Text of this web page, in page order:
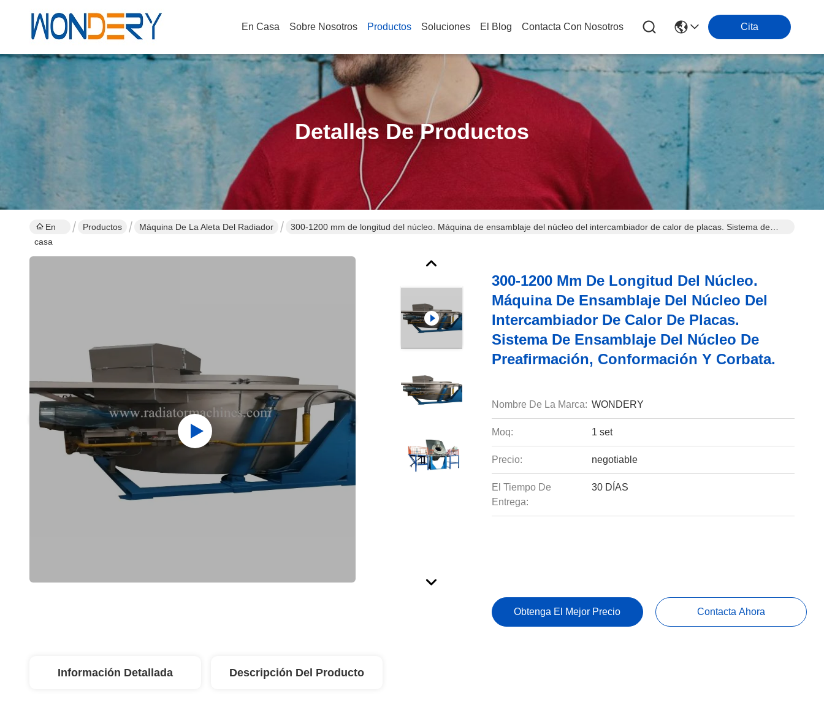
En Casa Sobre Nosotros Productos Soluciones El Blog Contacta Con Nosotros Cita
Detalles De Productos
En
casa
Productos Máquina De La Aleta Del Radiador
300-1200 mm de longitud del núcleo. Máquina de ensamblaje del núcleo del intercambiador de calor de placas. Sistema de
300-1200 Mm De Longitud Del Núcleo.
Máquina De Ensamblaje Del Núcleo Del
Intercambiador De Calor De Placas.
Sistema De Ensamblaje Del Núcleo De
Preafirmación, Conformación Y Corbata.
Nombre De La Marca: WONDERY
Moq: 1 set
Precio: negotiable
El Tiempo De
Entrega:
30 DÍAS
Obtenga El Mejor Precio Contacta Ahora
Información Detallada Descripción Del Producto